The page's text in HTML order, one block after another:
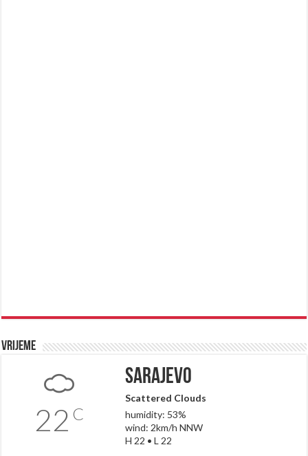
Vrijeme
22 C
Sarajevo
Scattered Clouds
humidity: 53%
wind: 2km/h NNW
H 22 • L 22